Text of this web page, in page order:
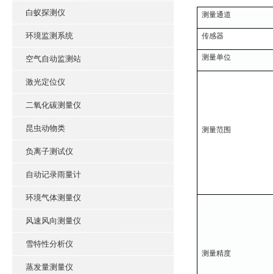
白蚁探测仪
环境监测系统
空气自动监测站
激光定位仪
二氧化碳测量仪
昆虫动物类
负离子测试仪
自动记录雨量计
环境气体测量仪
风速风向测量仪
雪特性分析仪
蒸发量测量仪
测量通道
传感器
测量单位
测量范围
测量精度